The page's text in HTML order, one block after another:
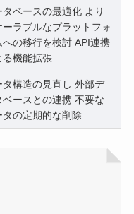
タベースの最適化 より
ーラブルなプラットフォ
への移行を検討 API連携
る機能拡張
タ構造の見直し 外部デ
ベースとの連携 不要な
タの定期的な削除